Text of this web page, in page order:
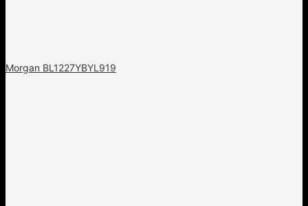
Morgan BL1227YBYL919